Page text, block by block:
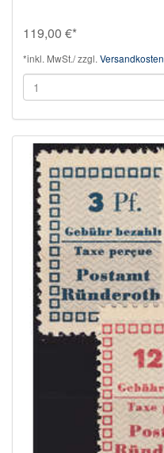
119,00 €*
*inkl. MwSt./ zzgl. Versandkosten